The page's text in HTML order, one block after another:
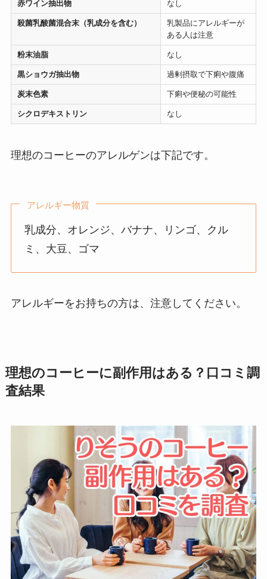
赤ワイン抽出物 なし
殺菌乳酸菌混合末（乳成分を含む）
乳製品にアレルギーが
ある人は注意
粉末油脂 なし
黒ショウガ抽出物 過剰摂取で下痢や腹痛
炭末色素 下痢や便秘の可能性
シクロデキストリン なし
理想のコーヒーのアレルゲンは下記です。
アレルギー物質
乳成分、オレンジ、バナナ、リンゴ、クル
ミ、大豆、ゴマ
アレルギーをお持ちの方は、注意してください。
理想のコーヒーに副作用はある？口コミ調
査結果